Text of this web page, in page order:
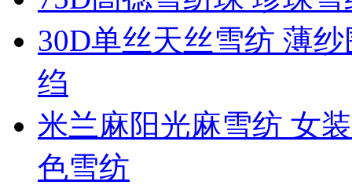
30D单丝天丝雪纺 薄
绉
米兰麻阳光麻雪纺 女
色雪纺